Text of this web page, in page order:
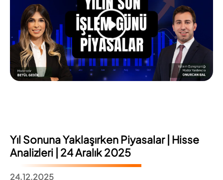
Yıl Sonuna Yaklaşırken Piyasalar | Hisse
Analizleri | 24 Aralık 2025
24.12.2025